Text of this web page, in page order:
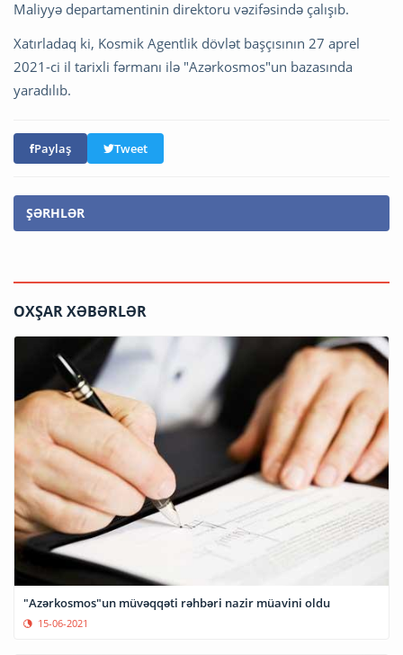
Maliyyə departamentinin direktoru vəzifəsində çalışıb.
Xatırladaq ki, Kosmik Agentlik dövlət başçısının 27 aprel
2021-ci il tarixli fərmanı ilə "Azərkosmos"un bazasında
yaradılıb.
Paylaş Tweet
ŞƏRHLƏR
OXŞAR XƏBƏRLƏR
"Azərkosmos"un müvəqqəti rəhbəri nazir müavini oldu
15-06-2021